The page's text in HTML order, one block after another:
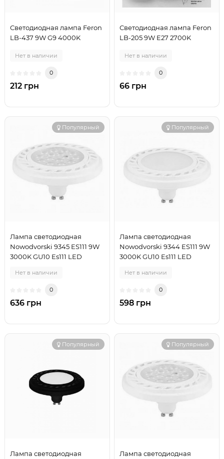
Светодиодная лампа Feron
LB-437 9W G9 4000K
Нет в наличии
0
212 грн
Светодиодная лампа Feron
LB-205 9W E27 2700K
Нет в наличии
0
66 грн
Популярный
Лампа светодиодная
Nowodvorski 9345 ES111 9W
3000K GU10 Es111 LED
Нет в наличии
0
636 грн
Популярный
Лампа светодиодная
Nowodvorski 9344 ES111 9W
3000K GU10 Es111 LED
Нет в наличии
0
598 грн
Популярный
Лампа светодиодная
Популярный
Лампа светодиодная